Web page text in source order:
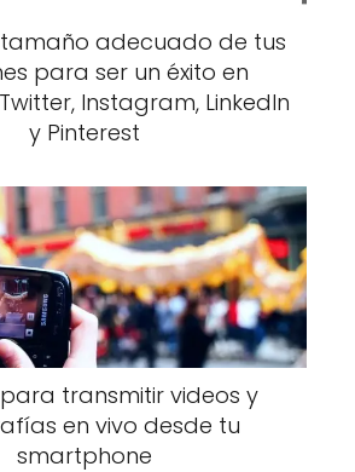
adecuado de tus
para ser un éxito en
Instagram, LinkedIn
y Pinterest
transmitir videos y
en vivo desde tu
smartphone